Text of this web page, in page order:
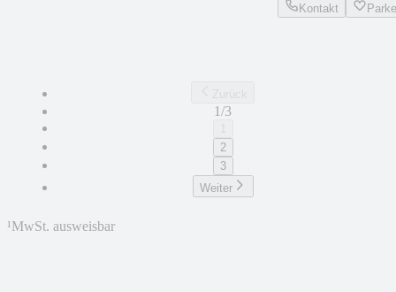
Kontakt
1/3
2
3
Weiter
¹MwSt. ausweisbar